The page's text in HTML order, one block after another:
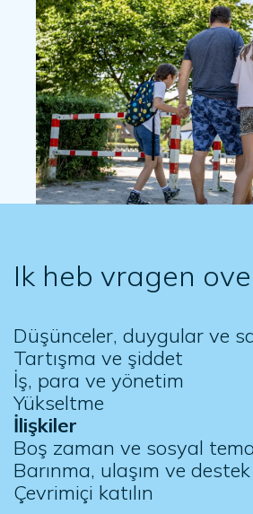
Ik heb vragen
Düşünceler, duygular ve
Tartışma ve şiddet
İş, para ve yönetim
Yükseltme
İlişkiler
Boş zaman ve sosyal
Barınma, ulaşım ve destek
Çevrimiçi katılın